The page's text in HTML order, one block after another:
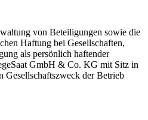
von Beteiligungen sowie die
Haftung bei Gesellschaften,
als persönlich haftender
GmbH & Co. KG mit Sitz in
Gesellschaftszweck der Betrieb